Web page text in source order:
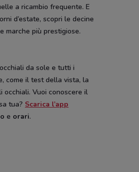
a ricambio frequente. E
d’estate, scopri le decine
marche più prestigiose.
da sole e tutti i
come il test della vista, la
occhiali. Vuoi conoscere il
tua? Scarica l’app
e orari.